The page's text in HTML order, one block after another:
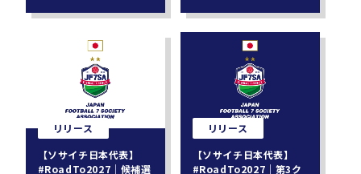
リリース
【ソサイチ日本代表】
#RoadTo2027｜候補選
リリース
【ソサイチ日本代表】
#RoadTo2027｜第3ク